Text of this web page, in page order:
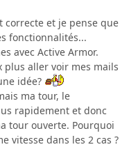
correcte et je pense que
fonctionnalités...
avec Active Armor.
plus aller voir mes mails
idée?
ma tour, le
rapidement et donc
tour ouverte. Pourquoi
vitesse dans les 2 cas ?